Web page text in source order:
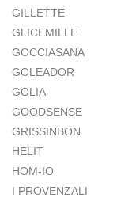
GILLETTE
GLICEMILLE
GOCCIASANA
GOLEADOR
GOLIA
GOODSENSE
GRISSINBON
HELIT
HOM-IO
I PROVENZALI